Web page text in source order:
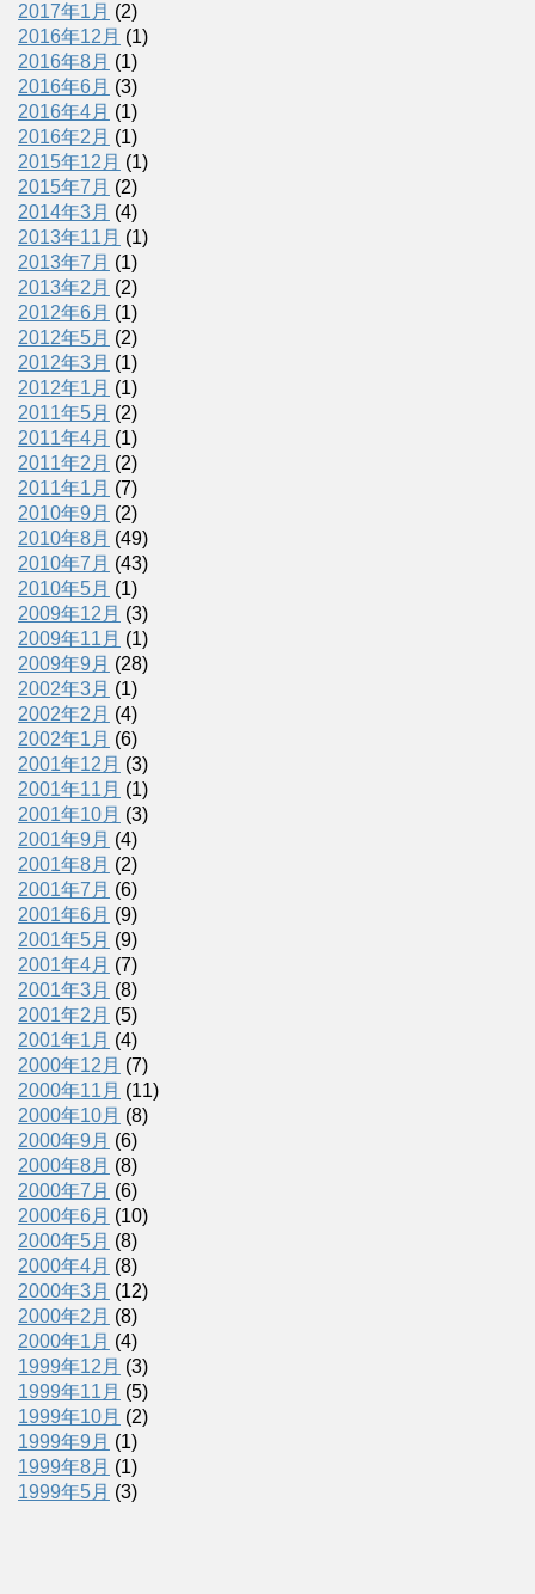
2017年1月 (2)
2016年12月 (1)
2016年8月 (1)
2016年6月 (3)
2016年4月 (1)
2016年2月 (1)
2015年12月 (1)
2015年7月 (2)
2014年3月 (4)
2013年11月 (1)
2013年7月 (1)
2013年2月 (2)
2012年6月 (1)
2012年5月 (2)
2012年3月 (1)
2012年1月 (1)
2011年5月 (2)
2011年4月 (1)
2011年2月 (2)
2011年1月 (7)
2010年9月 (2)
2010年8月 (49)
2010年7月 (43)
2010年5月 (1)
2009年12月 (3)
2009年11月 (1)
2009年9月 (28)
2002年3月 (1)
2002年2月 (4)
2002年1月 (6)
2001年12月 (3)
2001年11月 (1)
2001年10月 (3)
2001年9月 (4)
2001年8月 (2)
2001年7月 (6)
2001年6月 (9)
2001年5月 (9)
2001年4月 (7)
2001年3月 (8)
2001年2月 (5)
2001年1月 (4)
2000年12月 (7)
2000年11月 (11)
2000年10月 (8)
2000年9月 (6)
2000年8月 (8)
2000年7月 (6)
2000年6月 (10)
2000年5月 (8)
2000年4月 (8)
2000年3月 (12)
2000年2月 (8)
2000年1月 (4)
1999年12月 (3)
1999年11月 (5)
1999年10月 (2)
1999年9月 (1)
1999年8月 (1)
1999年5月 (3)